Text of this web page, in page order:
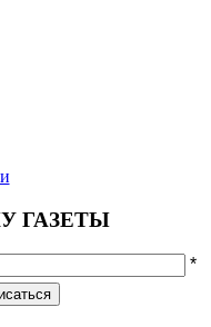
ГАЗЕТЫ
*